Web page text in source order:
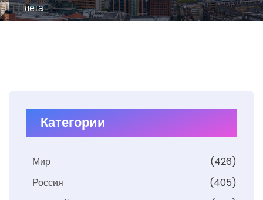
лета
Категории
Мир
(426)
Россия
(405)